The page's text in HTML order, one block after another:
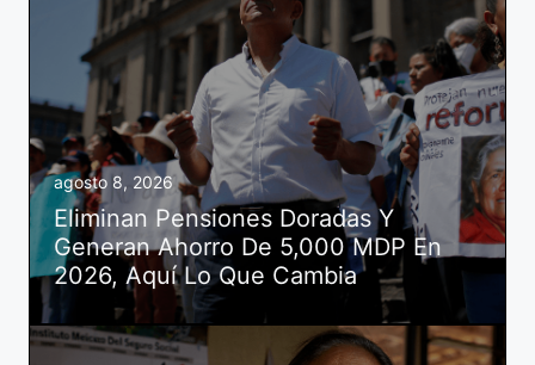
agosto 8, 2026
Eliminan Pensiones Doradas Y
Generan Ahorro De 5,000 MDP En
2026, Aquí Lo Que Cambia